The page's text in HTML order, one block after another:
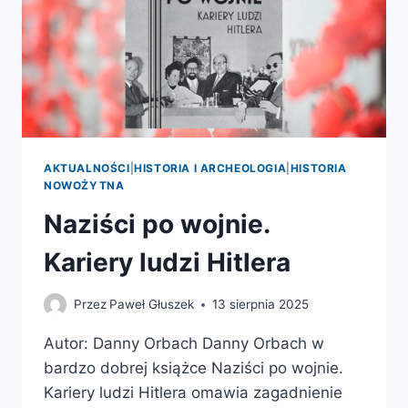
AKTUALNOŚCI |HISTORIA I ARCHEOLOGIA HISTORIA
NOWOŻYTNA
Naziści po wojnie.
Kariery ludzi Hitlera
Przez Paweł Głuszek 13 sierpnia 2025
Autor: Danny Orbach Danny Orbach w
bardzo dobrej książce Naziści po wojnie.
Kariery ludzi Hitlera omawia zagadnienie